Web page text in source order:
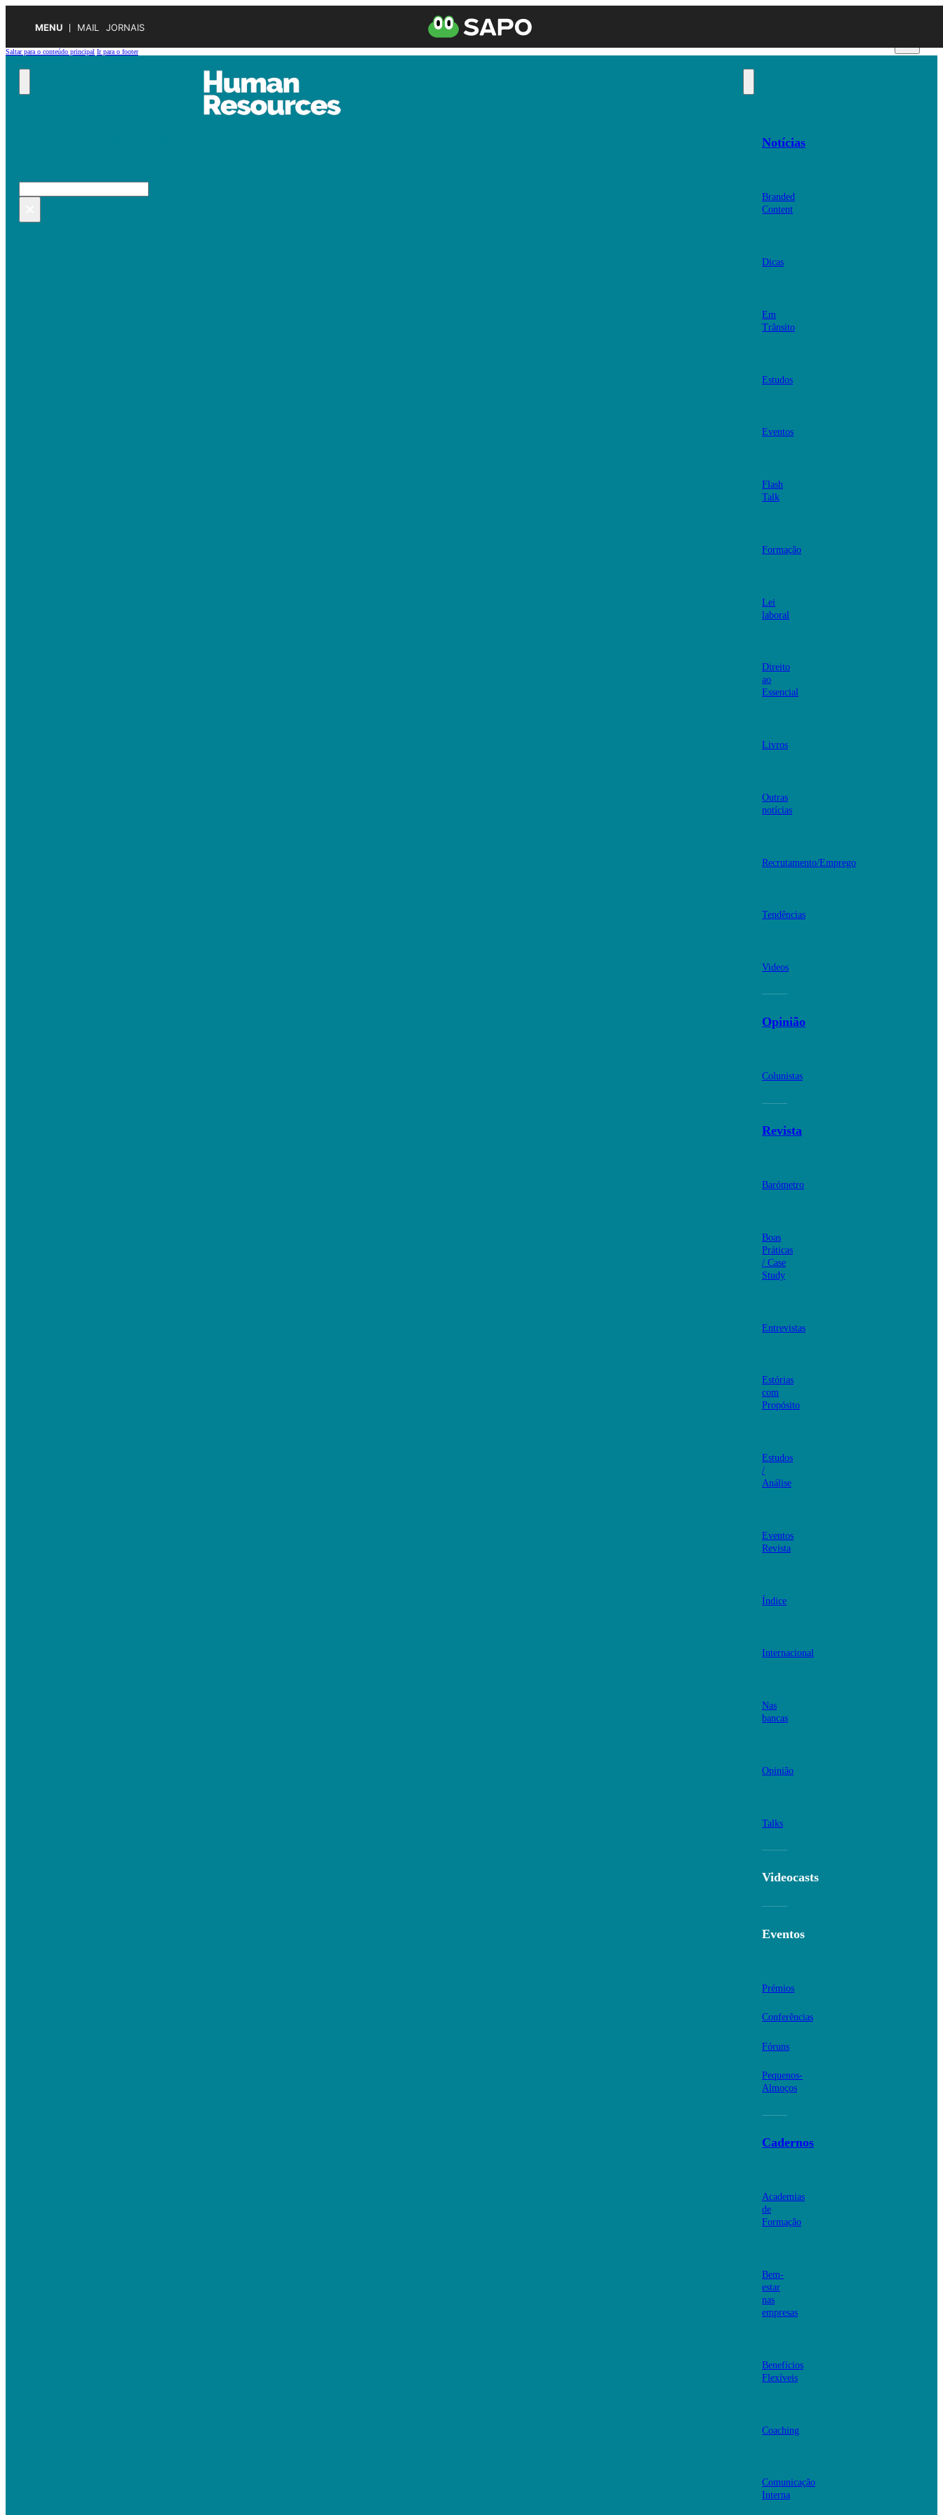
MENU MAIL JORNAIS
Saltar para o conteúdo principal Ir para o footer
Pesquisar
Notícias
Branded
Content
Dicas
Em
Trânsito
Estudos
Eventos
Flash
Talk
Formação
Lei
laboral
Direito
ao
Essencial
Livros
Outras
notícias
Recrutamento/Emprego
Tendências
Videos
Opinião
Colunistas
Revista
Barómetro
Boas
Práticas
/ Case
Study
Entrevistas
Estórias
com
Propósito
Estudos
/
Análise
Eventos
Revista
Índice
Internacional
Nas
bancas
Opinião
Talks
Videocasts
Eventos
Prémios
Conferências
Fóruns
Pequenos-
Almoços
Cadernos
Academias
de
Formação
Bem-
estar
nas
empresas
Benefícios
Flexíveis
Coaching
Comunicação
Interna